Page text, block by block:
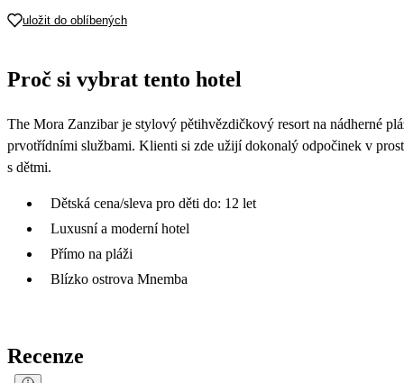
uložit do oblíbených
Proč si vybrat tento hotel
The Mora Zanzibar je stylový pětihvězdičkový resort na nádherné
prvotřídními službami. Klienti si zde užijí dokonalý odpočinek v
s dětmi.
Dětská cena/sleva pro děti do: 12 let
Luxusní a moderní hotel
Přímo na pláži
Blízko ostrova Mnemba
Recenze